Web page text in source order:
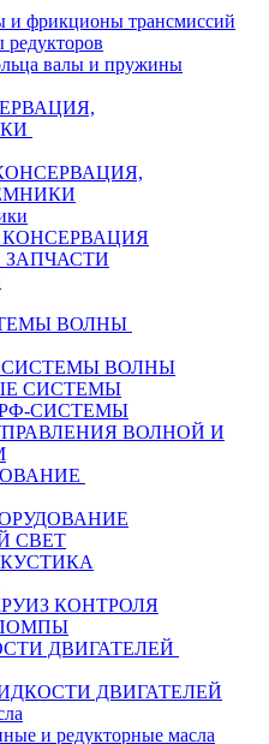
и фрикционы трансмиссий
редукторов
валы и пружины
ВОЛНЫ
СИСТЕМЫ ВОЛНЫ
СИСТЕМЫ
СИСТЕМЫ
ВОЛНОЙ И
СВЕТ
КОНТРОЛЯ
ДВИГАТЕЛЕЙ
ДВИГАТЕЛЕЙ
и редукторные масла